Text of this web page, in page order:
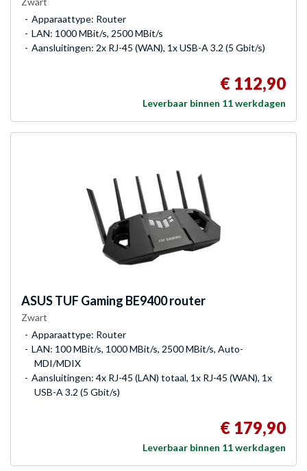
Apparaattype: Router
LAN: 1000 MBit/s, 2500 MBit/s
Aansluitingen: 2x RJ-45 (WAN), 1x USB-A 3.2 (5 Gbit/s)
€ 112,90
Leverbaar binnen 11 werkdagen
ASUSTUF Gaming BE9400 router
Zwart
Apparaattype: Router
LAN: 100 MBit/s, 1000 MBit/s, 2500 MBit/s, Auto-
MDI/MDIX
Aansluitingen: 4x RJ-45 (LAN) totaal, 1x RJ-45 (WAN), 1x
USB-A 3.2 (5 Gbit/s)
€ 179,90
Leverbaar binnen 11 werkdagen